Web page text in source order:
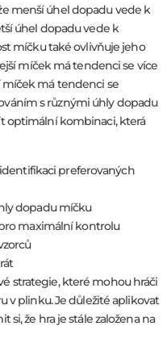
menší úhel dopadu vede k
úhel dopadu vede k
míčku také ovlivňuje jeho
míček má tendenci se více
míček má tendenci se
s různými úhly dopadu
optimální kombinaci, která
preferovaných
dopadu míčku
maximální kontrolu
strategie, které mohou hráči
v plinku. Je důležité aplikovat
si, že hra je stále založena na